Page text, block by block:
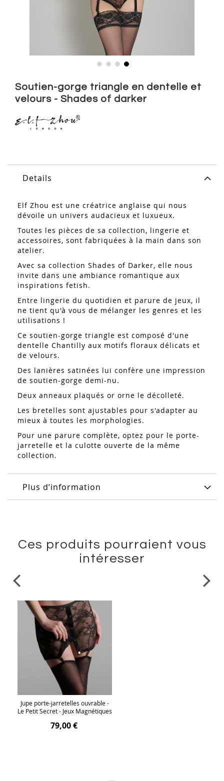
the
beginning
the
Soutien-gorge triangle en dentelle et
velours - Shades of darker
Details
Elf Zhou est une créatrice anglaise qui nous
dévoile un univers audacieux et luxueux.
Toutes les pièces de sa collection, lingerie et
accessoires, sont fabriquées à la main dans son
atelier.
Avec sa collection Shades of Darker, elle nous
invite dans une ambiance romantique aux
inspirations fetish.
Entre lingerie du quotidien et parure de jeux, il
ne tient qu'à vous de mélanger les genres et les
utilisations !
Ce soutien-gorge triangle est composé d'une
dentelle Chantilly aux motifs floraux délicats et
de velours.
Des lanières satinées lui confère une impression
de soutien-gorge demi-nu.
Deux anneaux plaqués or orne le décolleté.
Les bretelles sont ajustables pour s'adapter au
mieux à toutes les morphologies.
Pour une parure complète, optez pour le porte-
jarretelle et la culotte ouverte de la même
collection.
Plus d’information
Ces produits pourraient vous
intéresser
Jupe porte-jarretelles ouvrable -
Le Petit Secret - Jeux Magnétiques
79,00 €